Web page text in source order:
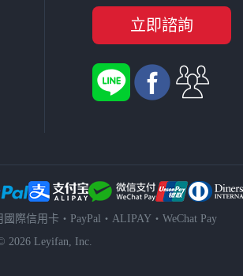
立即諮詢
際信用卡・PayPal・ALIPAY・WeChat Pay
2026 Leyifan, Inc.